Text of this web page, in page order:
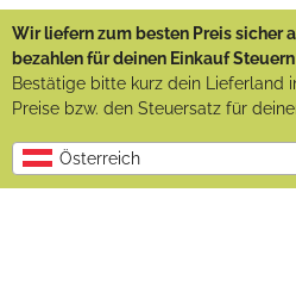
Wir liefern zum besten Preis sicher
bezahlen für deinen Einkauf
Bestätige bitte kurz dein Lieferland
Preise bzw. den Steuersatz für
Österreich